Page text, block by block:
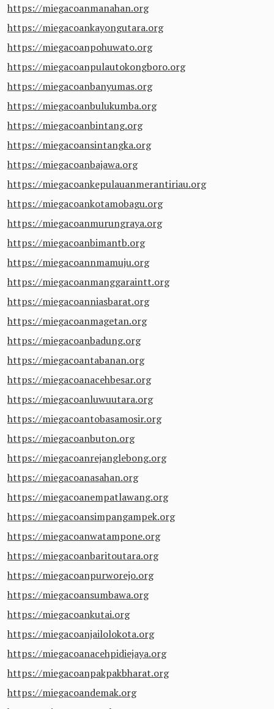
https://miegacoanmanahan.org
https://miegacoankayongutara.org
https://miegacoanpohuwato.org
https://miegacoanpulautokongboro.org
https://miegacoanbanyumas.org
https://miegacoanbulukumba.org
https://miegacoanbintang.org
https://miegacoansintangka.org
https://miegacoanbajawa.org
https://miegacoankepulauanmerantiriau.org
https://miegacoankotamobagu.org
https://miegacoanmurungraya.org
https://miegacoanbimantb.org
https://miegacoannmamuju.org
https://miegacoanmanggaraintt.org
https://miegacoanniasbarat.org
https://miegacoanmagetan.org
https://miegacoanbadung.org
https://miegacoantabanan.org
https://miegacoanacehbesar.org
https://miegacoanluwuutara.org
https://miegacoantobasamosir.org
https://miegacoanbuton.org
https://miegacoanrejanglebong.org
https://miegacoanasahan.org
https://miegacoanempatlawang.org
https://miegacoansimpangampek.org
https://miegacoanwatampone.org
https://miegacoanbaritoutara.org
https://miegacoanpurworejo.org
https://miegacoansumbawa.org
https://miegacoankutai.org
https://miegacoanjailolokota.org
https://miegacoanacehpidiejaya.org
https://miegacoanpakpakbharat.org
https://miegacoandemak.org